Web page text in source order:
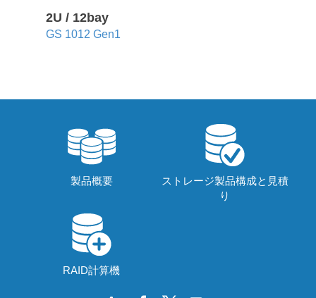
2U / 12bay
GS 1012 Gen1
製品概要
ストレージ製品構成と見積
り
RAID計算機